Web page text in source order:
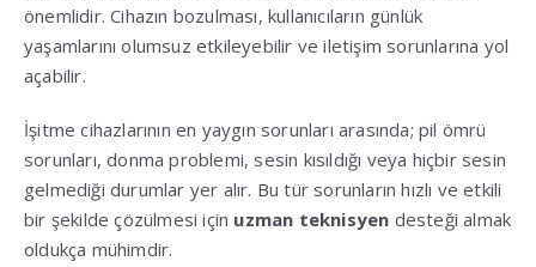
önemlidir. Cihazın bozulması, kullanıcıların günlük
yaşamlarını olumsuz etkileyebilir ve iletişim sorunlarına yol
açabilir.
İşitme cihazlarının en yaygın sorunları arasında; pil ömrü
sorunları, donma problemi, sesin kısıldığı veya hiçbir sesin
gelmediği durumlar yer alır. Bu tür sorunların hızlı ve etkili
bir şekilde çözülmesi için uzman teknisyen desteği almak
oldukça mühimdir.